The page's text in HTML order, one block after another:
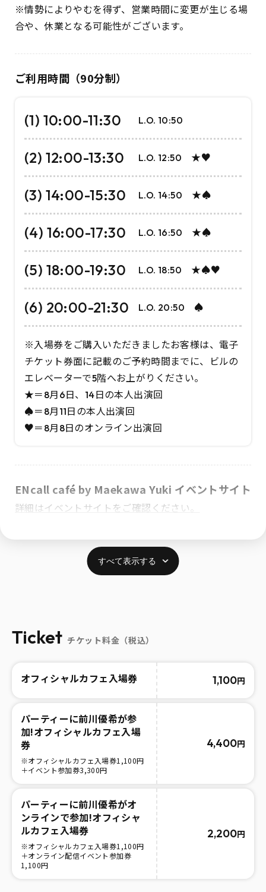
※情勢によりやむを得ず、営業時間に変更が生じる場
合や、休業となる可能性がございます。
ご利用時間（90分制）
(1) 10:00-11:30 L.O. 10:50
(2) 12:00-13:30 L.O. 12:50 ★♥
(3) 14:00-15:30 L.O. 14:50 ★♠
(4) 16:00-17:30 L.O. 16:50 ★♠
(5) 18:00-19:30 L.O. 18:50 ★♠♥
(6) 20:00-21:30 L.O. 20:50 ♠
※入場券をご購入いただきましたお客様は、電子
チケット券面に記載のご予約時間までに、ビルの
エレベーターで5階へお上がりください。
★＝8月6日、14日の本人出演回
♠＝8月11日の本人出演回
♥＝8月8日のオンライン出演回
ENcall café by Maekawa Yuki イベントサイト
詳細はイベントサイトをご確認ください。
すべて表示する
Ticket チケット料金（税込）
オフィシャルカフェ入場券 1,100円
パーティーに前川優希が参
加!オフィシャルカフェ入場
券
※オフィシャルカフェ入場券1,100円
＋イベント参加券3,300円
4,400円
パーティーに前川優希がオ
ンラインで参加!オフィシャ
ルカフェ入場券
※オフィシャルカフェ入場券1,100円
＋オンライン配信イベント参加券
1,100円
2,200円